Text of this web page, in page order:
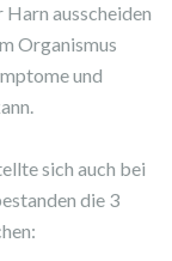
Harn ausscheiden
Organismus
und
sich auch bei
die 3